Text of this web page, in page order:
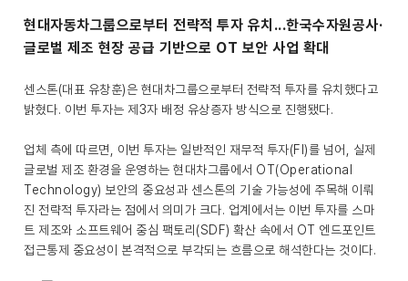
현대자동차그룹으로부터 전략적 투자 유치...한국수자원공사·
글로벌 제조 현장 공급 기반으로 OT 보안 사업 확대
센스톤(대표 유창훈)은 현대차그룹으로부터 전략적 투자를 유치했다고
밝혔다. 이번 투자는 제3자 배정 유상증자 방식으로 진행됐다.
업체 측에 따르면, 이번 투자는 일반적인 재무적 투자(FI)를 넘어, 실제
글로벌 제조 환경을 운영하는 현대차그룹에서 OT(Operational
Technology) 보안의 중요성과 센스톤의 기술 가능성에 주목해 이뤄
진 전략적 투자라는 점에서 의미가 크다. 업계에서는 이번 투자를 스마
트 제조와 소프트웨어 중심 팩토리(SDF) 확산 속에서 OT 엔드포인트
접근통제 중요성이 본격적으로 부각되는 흐름으로 해석한다는 것이다.